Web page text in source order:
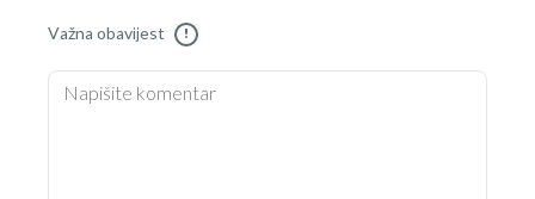
Važna obavijest !